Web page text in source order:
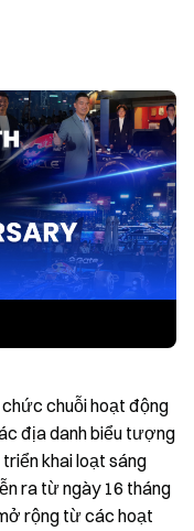
chức chuỗi hoạt động
địa danh biểu tượng
khai loạt sáng
ra từ ngày 16 tháng
rộng từ các hoạt